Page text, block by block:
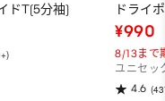
ドT(5分袖) ドライ
¥990
8/13まで
ユニセッ
4.6